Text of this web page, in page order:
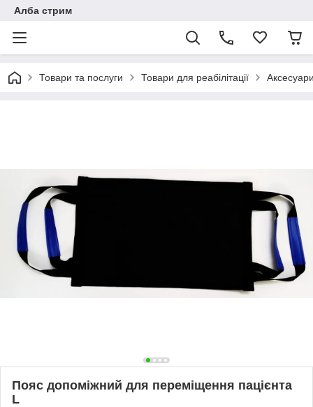
Алба стрим
Товари та послуги Товари для реабілітації
Пояс допоміжний для переміщення пацієнта
L